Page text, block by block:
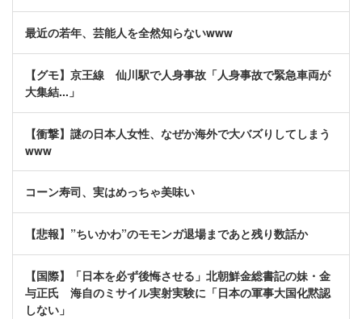
最近の若年、芸能人を全然知らないwww
【グモ】京王線 仙川駅で人身事故「人身事故で緊急車両が
大集結...」
【衝撃】謎の日本人女性、なぜか海外で大バズりしてしまう
www
コーン寿司、実はめっちゃ美味い
【悲報】”ちいかわ”のモモンガ退場まであと残り数話か
【国際】「日本を必ず後悔させる」北朝鮮金総書記の妹・金
与正氏 海自のミサイル実射実験に「日本の軍事大国化黙認
しない」